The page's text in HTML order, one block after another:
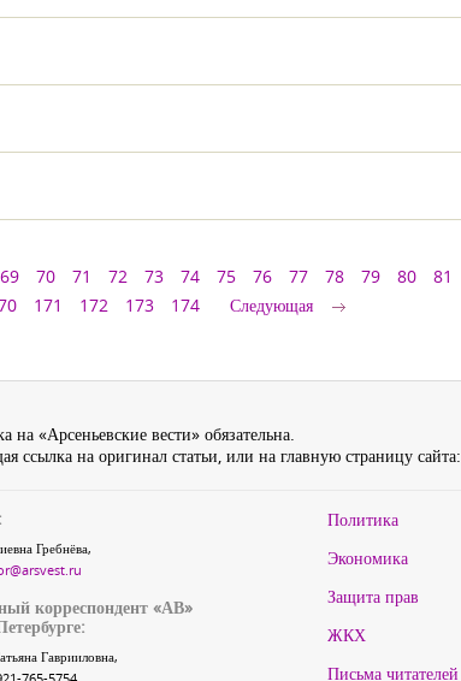
69 70 71 72 73 74 75 76 77 78 79 80 81
171 172 173 174 Следующая
«Арсеньевские вести» обязательна.
ссылка на оригинал статьи, или на главную страницу сайта:
Гребнёва,
корреспондент «АВ»
Гаврииловна,
Политика
Экономика
Защита прав
ЖКХ
Письма читателей